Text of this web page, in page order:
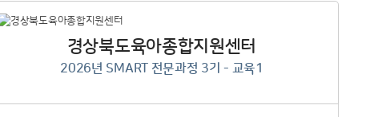
경상북도육아종합지원센터
2026년 SMART 전문과정 3기 - 교육1